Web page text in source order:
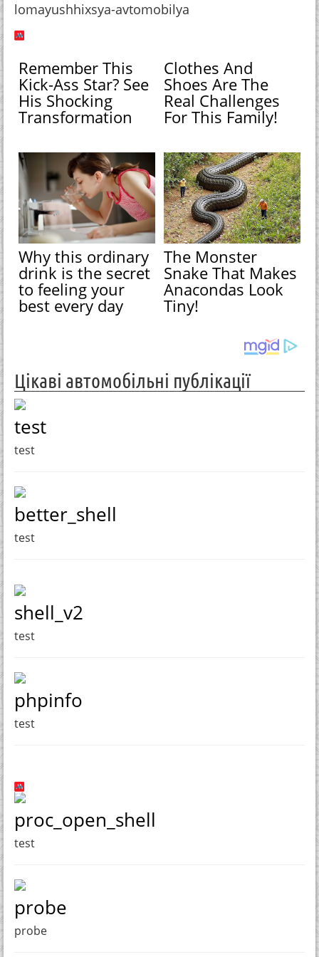
lomayushhixsya-avtomobilya
Remember This
Kick-Ass Star? See
His Shocking
Transformation
Clothes And
Shoes Are The
Real Challenges
For This Family!
Why this ordinary
drink is the secret
to feeling your
best every day
The Monster
Snake That Makes
Anacondas Look
Tiny!
Цікаві автомобільні публікації
test
test
better_shell
test
shell_v2
test
phpinfo
test
proc_open_shell
test
probe
probe